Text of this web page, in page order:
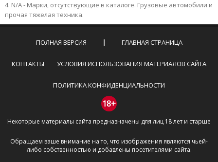
N/A - Марки, отсутствующие в каталоге. Грузовые автомобили и
прочая тяжелая техника.
ПОЛНАЯ ВЕРСИЯ ГЛАВНАЯ СТРАНИЦА
КОНТАКТЫ УСЛОВИЯ ИСПОЛЬЗОВАНИЯ МАТЕРИАЛОВ САЙТА
ПОЛИТИКА КОНФИДЕНЦИАЛЬНОСТИ
18+
Некоторые материалы сайта предназначены для лиц 18 лет и старше
Обращаем ваше внимание на то, что изображения являются чьей-
либо собственностью и добавлены посетителями сайта.